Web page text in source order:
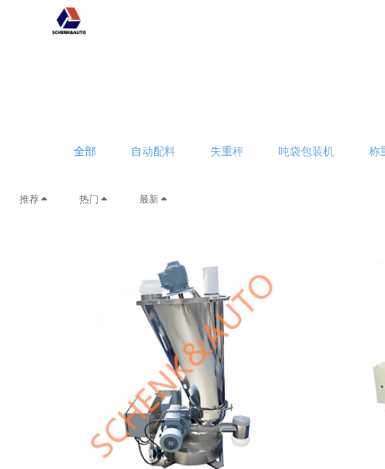
全部 自动配料 失重秤 吨袋包装机 称
推荐 热门 最新